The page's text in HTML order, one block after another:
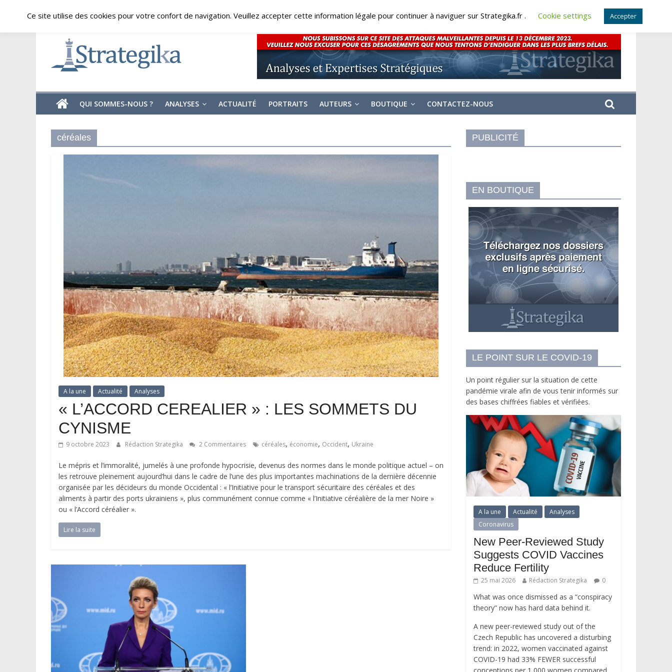
content
jeudi, août 6, 2026
Strategika
Expertise
Analyses
géostratégiques
QUI SOMMES-NOUS ? ANALYSES ACTUALITÉ PORTRAITS AUTEURS BOUTIQUE CONTACTEZ-NOUS
céréales
A la une Actualité Analyses
« L’ACCORD CEREALIER » : LES SOMMETS DU
CYNISME
9 octobre 2023 Rédaction Strategika 2 Commentaires céréales, économie, Occident, Ukraine
Le mépris et l’immoralité, jumelés à une profonde hypocrisie, devenus des normes dans le monde politique actuel – on
les retrouve pleinement aujourd’hui dans le cadre de l’une des plus importantes machinations de la dernière décennie
organisée par les décideurs du monde Occidental : « l’Initiative pour le transport sécuritaire des céréales et des
aliments à partir des ports ukrainiens », plus communément connue comme « l’Initiative céréalière de la mer Noire »
ou « l’Accord céréalier ».
Lire la suite
PUBLICITÉ
EN BOUTIQUE
LE POINT SUR LE COVID-19
Un point régulier sur la situation de cette
pandémie virale afin de vous tenir informés sur
des bases chiffrées fiables et vérifiées.
A la une Actualité
Analyses
Coronavirus
New Peer-Reviewed Study
Suggests COVID Vaccines
Reduce Fertility
25 mai 2026 Rédaction Strategika 0
What was once dismissed as a “conspiracy
theory” now has hard data behind it.
A new peer-reviewed study out of the
Czech Republic has uncovered a disturbing
trend: in 2022, women vaccinated against
COVID-19 had 33% FEWER successful
Ce site utilise des cookies pour votre confort de navigation. Veuillez accepter cette information légale pour continuer à naviguer sur Strategika.fr . Cookie settings Accepter